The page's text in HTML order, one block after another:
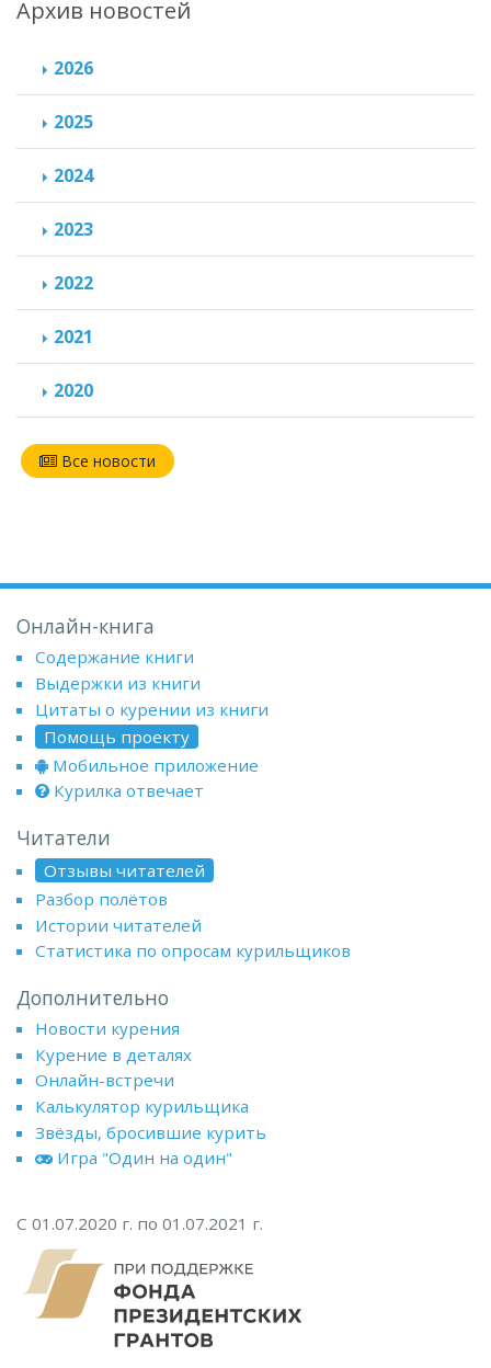
Архив новостей
2026
2025
2024
2023
2022
2021
2020
Все новости
Онлайн-книга
Содержание книги
Выдержки из книги
Цитаты о курении из книги
Помощь проекту
Мобильное приложение
Курилка отвечает
Читатели
Отзывы читателей
Разбор полётов
Истории читателей
Статистика по опросам курильщиков
Дополнительно
Новости курения
Курение в деталях
Онлайн-встречи
Калькулятор курильщика
Звёзды, бросившие курить
Игра "Один на один"
С 01.07.2020 г. по 01.07.2021 г.